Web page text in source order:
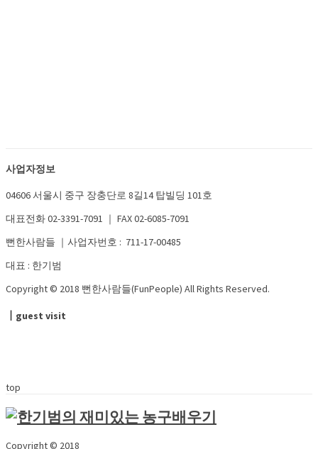
사업자정보
04606 서울시 중구 장충단로 8길14 탑빌딩 101호
대표전화 02-3391-7091 ｜ FAX 02-6085-7091
뻔한사람들 ｜사업자번호 : 711-17-00485
대표 : 한기범
Copyright © 2018 뻔한사람들(FunPeople) All Rights Reserved.
┃guest visit
top
Copyright © 2018